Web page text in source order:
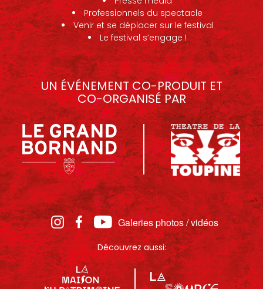
Professionnels du spectacle
Venir et se déplacer sur le festival
Le festival s’engage !
UN ÉVÉNEMENT CO-PRODUIT ET
CO-ORGANISÉ PAR
Galeries photos / vidéos
Découvrez aussi: